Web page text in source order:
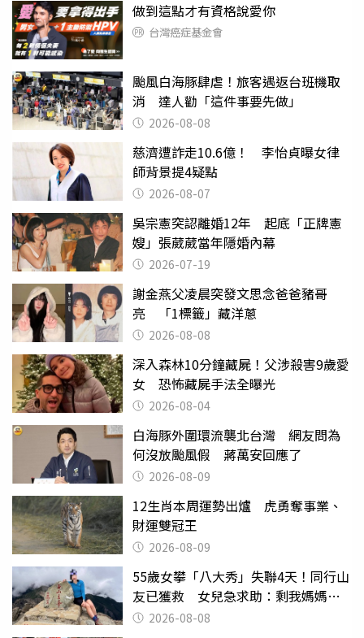
做到這點才有資格說愛你
台灣癌症基金會
颱風白海豚肆虐！旅客遇返台班機取
消 達人勸「這件事要先做」
2026-08-08
慈濟遭詐走10.6億！ 李怡貞曝女律
師背景提4疑點
2026-08-07
吳宗憲突認離婚12年 起底「正牌憲
嫂」張葳葳當年隱婚內幕
2026-07-19
謝金燕父凌晨突發文思念爸爸豬哥
亮 「1標籤」藏洋蔥
2026-08-08
深入森林10分鐘藏屍！父涉殺害9歲愛
女 恐怖藏屍手法全曝光
2026-08-04
白海豚外圍環流襲北台灣 網友問為
何沒放颱風假 蔣萬安回應了
2026-08-09
12生肖本周運勢出爐 虎勇奪事業、
財運雙冠王
2026-08-09
55歲女攀「八大秀」失聯4天！同行山
友已獲救 女兒急求助：剩我媽媽還
沒找到
2026-08-08